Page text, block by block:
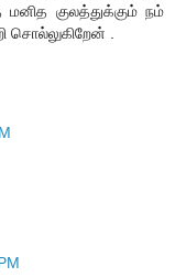
மனித குலத்துக்கும் நம்
.